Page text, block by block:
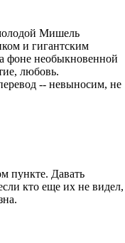
Мишель
и гигантским
фоне необыкновенной
любовь.
-- невыносим, не
пункте. Давать
кто еще их не видел,